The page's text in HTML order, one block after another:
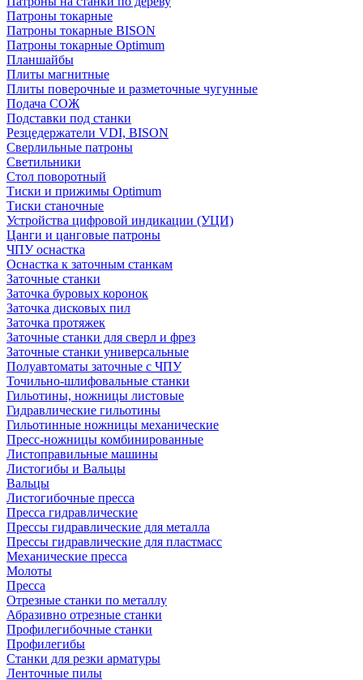
Патроны токарные
Патроны токарные BISON
Патроны токарные Optimum
Планшайбы
Плиты магнитные
Плиты поверочные и разметочные чугунные
Подача СОЖ
Подставки под станки
Резцедержатели VDI, BISON
Сверлильные патроны
Светильники
Стол поворотный
Тиски и прижимы Optimum
Тиски станочные
Устройства цифровой индикации (УЦИ)
Цанги и цанговые патроны
ЧПУ оснастка
Оснастка к заточным станкам
Заточные станки
Заточка буровых коронок
Заточка дисковых пил
Заточка протяжек
Заточные станки для сверл и фрез
Заточные станки универсальные
Полуавтоматы заточные с ЧПУ
Точильно-шлифовальные станки
Гильотины, ножницы листовые
Гидравлические гильотины
Гильотинные ножницы механические
Пресс-ножницы комбинированные
Листоправильные машины
Листогибы и Вальцы
Вальцы
Листогибочные пресса
Пресса гидравлические
Прессы гидравлические для металла
Прессы гидравлические для пластмасс
Механические пресса
Молоты
Пресса
Отрезные станки по металлу
Абразивно отрезные станки
Профилегибочные станки
Профилегибы
Станки для резки арматуры
Ленточные пилы